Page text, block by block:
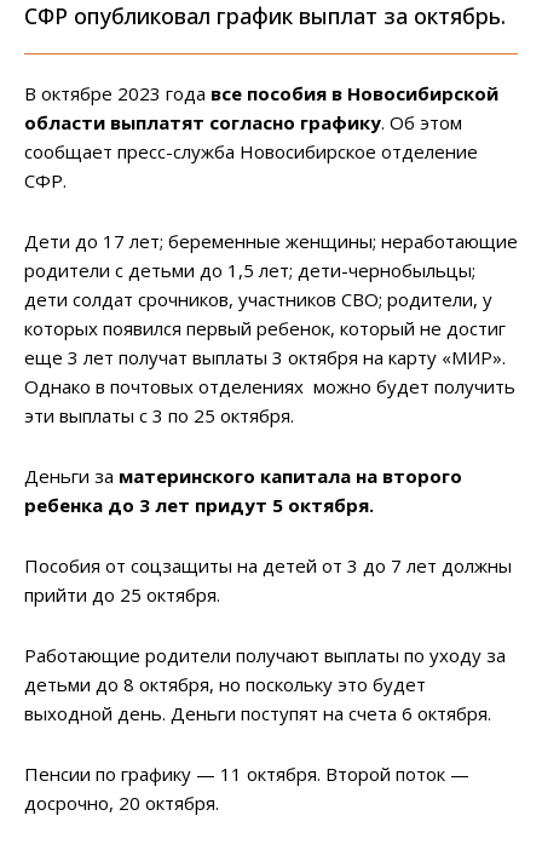
СФР опубликовал график выплат за октябрь.
В октябре 2023 года все пособия в Новосибирской
области выплатят согласно графику. Об этом
сообщает пресс-служба Новосибирское отделение
СФР.
Дети до 17 лет; беременные женщины; неработающие
родители с детьми до 1,5 лет; дети-чернобыльцы;
дети солдат срочников, участников СВО; родители, у
которых появился первый ребенок, который не достиг
еще 3 лет получат выплаты 3 октября на карту «МИР».
Однако в почтовых отделениях можно будет получить
эти выплаты с 3 по 25 октября.
Деньги за материнского капитала на второго
ребенка до 3 лет придут 5 октября.
Пособия от соцзащиты на детей от 3 до 7 лет должны
прийти до 25 октября.
Работающие родители получают выплаты по уходу за
детьми до 8 октября, но поскольку это будет
выходной день. Деньги поступят на счета 6 октября.
Пенсии по графику — 11 октября. Второй поток —
досрочно, 20 октября.